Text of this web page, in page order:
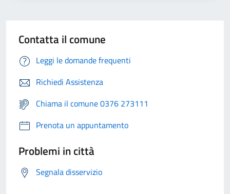
Contatta il comune
Leggi le domande frequenti
Richiedi Assistenza
Chiama il comune 0376 273111
Prenota un appuntamento
Problemi in città
Segnala disservizio